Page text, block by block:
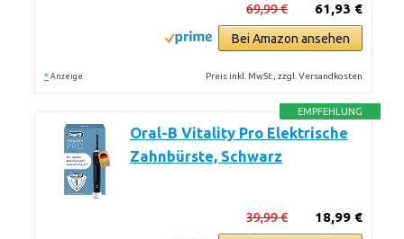
61,93 €
69,99 €
Bei Amazon ansehen
* Anzeige Preis inkl. MwSt., zzgl. Versandkosten
EMPFEHLUNG
Oral-B Vitality Pro Elektrische
Zahnbürste, Schwarz
18,99 €
39,99 €